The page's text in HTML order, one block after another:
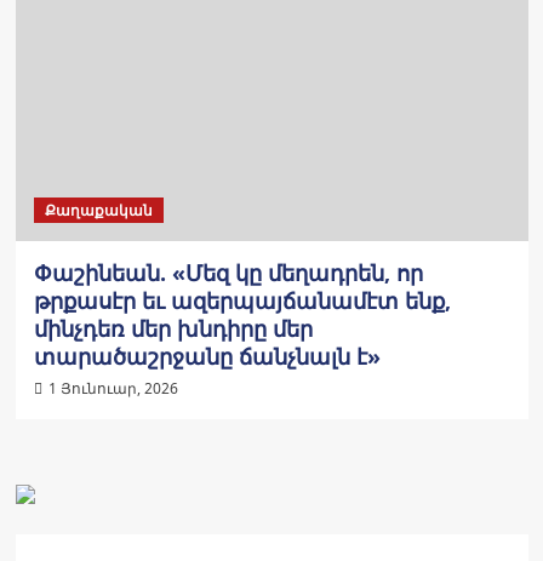
Քաղաքական
Փաշինեան. «Մեզ կը մեղադրեն, որ
թրքասէր եւ ազերպայճանամէտ ենք,
մինչդեռ մեր խնդիրը մեր
տարածաշրջանը ճանչնալն է»
1 Յունուար, 2026